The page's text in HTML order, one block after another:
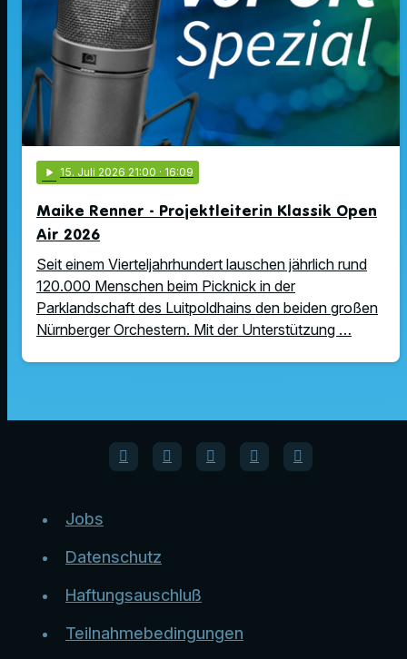
play_arrow 15. Juli 2026 21:00 · 16:09
Maike Renner - Projektleiterin Klassik Open
Air 2026
Seit einem Vierteljahrhundert lauschen jährlich rund
120.000 Menschen beim Picknick in der
Parklandschaft des Luitpoldhains den beiden großen
Nürnberger Orchestern. Mit der Unterstützung …
Jobs
Datenschutz
Haftungsauschluß
Teilnahmebedingungen